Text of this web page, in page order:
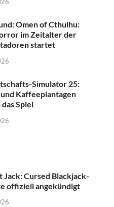
Omen of Cthulhu:
im Zeitalter der
startet
Simulator 25:
Kaffeeplantagen
Spiel
Jack: Cursed Blackjack-
offiziell angekündigt